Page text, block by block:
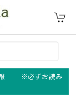
情報 ※必ずお読み